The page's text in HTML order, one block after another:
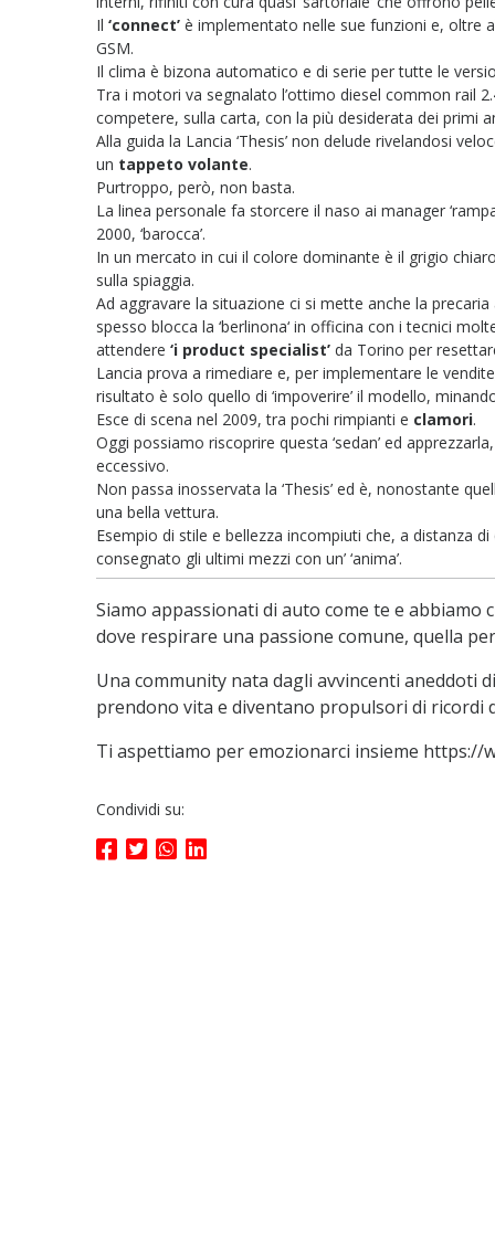
Il ‘connect’ è implementato nelle sue funzioni e, oltre
GSM.
Il clima è bizona automatico e di serie per tutte le
Tra i motori va segnalato l’ottimo diesel common rail
competere, sulla carta, con la più desiderata dei primi
Alla guida la Lancia ‘Thesis’ non delude rivelandosi
un tappeto volante.
Purtroppo, però, non basta.
La linea personale fa storcere il naso ai manager
2000, ‘barocca’.
In un mercato in cui il colore dominante è il grigio
sulla spiaggia.
Ad aggravare la situazione ci si mette anche la
spesso blocca la ‘berlinona‘ in officina con i tecnici
attendere ‘i product specialist’ da Torino per
Lancia prova a rimediare e, per implementare le
risultato è solo quello di ‘impoverire’ il modello,
Esce di scena nel 2009, tra pochi rimpianti e clamori.
Oggi possiamo riscoprire questa ‘sedan’ ed
eccessivo.
Non passa inosservata la ‘Thesis’ ed è, nonostante
una bella vettura.
Esempio di stile e bellezza incompiuti che, a distanza
consegnato gli ultimi mezzi con un’ ‘anima’.
Siamo appassionati di auto come te e
dove respirare una passione comune, quella
Una community nata dagli avvincenti aneddoti
prendono vita e diventano propulsori di ricordi
Ti aspettiamo per emozionarci insieme
Condividi su: